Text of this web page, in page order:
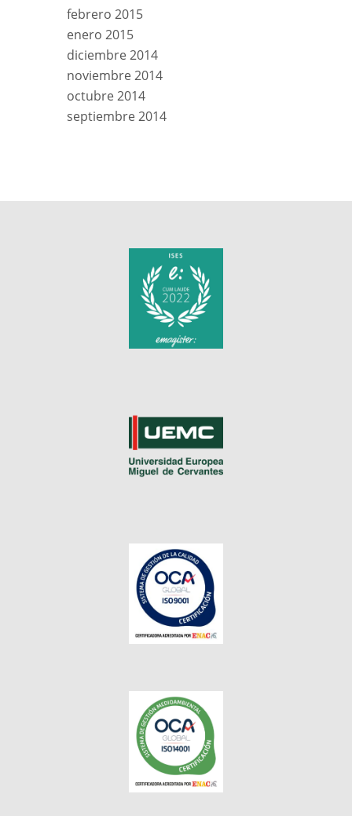
febrero 2015
enero 2015
diciembre 2014
noviembre 2014
octubre 2014
septiembre 2014